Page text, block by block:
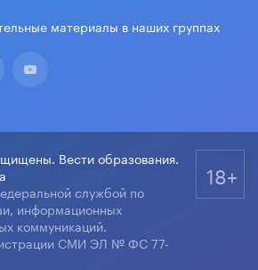
материалы в наших группах
Вести образования.
службой по
информационных
коммуникаций.
СМИ ЭЛ № ФС 77-
18+